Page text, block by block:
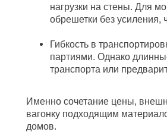
нагрузки на стены. Для
обрешетки без усиления,
Гибкость в
партиями. Однако
транспорта или
Именно сочетание цены,
вагонку подходящим
домов.